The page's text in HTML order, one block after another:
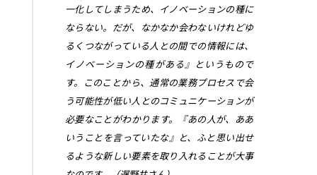
一化してしまうため、イノベーションの種に
ならない。だが、なかなか会わないけれどゆ
るくつながっている人との間での情報には、
イノベーションの種がある』というもので
す。このことから、通常の業務プロセスで会
う可能性が低い人とのコミュニケーションが
必要なことがわかります。『あの人が、ああ
いうことを言っていたな』と、ふと思い出せ
るような新しい要素を取り入れることが大事